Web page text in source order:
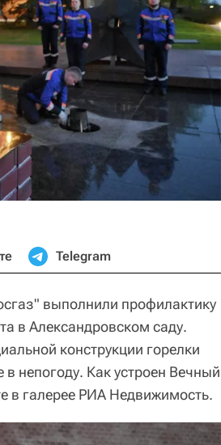
Telegram
выполнили профилактику
в Александровском саду.
конструкции горелки
непогоду. Как устроен Вечный
в галерее РИА Недвижимость.